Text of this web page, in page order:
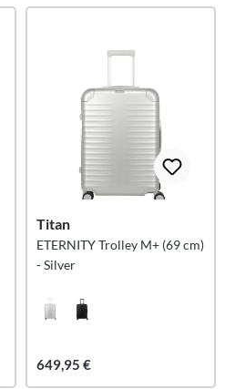
Titan
ETERNITY Trolley M+ (69 cm)
- Silver
649,95 €